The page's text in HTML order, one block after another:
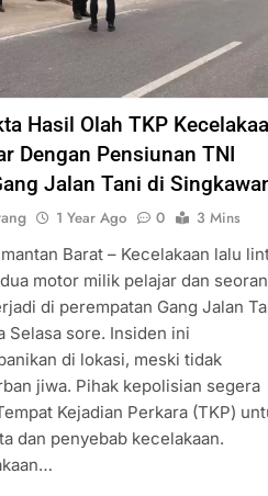
Hasil Olah TKP
Dengan Pensiunan TNI
Jalan Tani di
1 Year Ago 0
3 Mins
Barat – Kecelakaan lalu
motor milik pelajar dan
di perempatan Gang Jalan
Selasa sore. Insiden ini
di lokasi, meski tidak
jiwa. Pihak kepolisian segera
Kejadian Perkara (TKP)
dan penyebab kecelakaan.